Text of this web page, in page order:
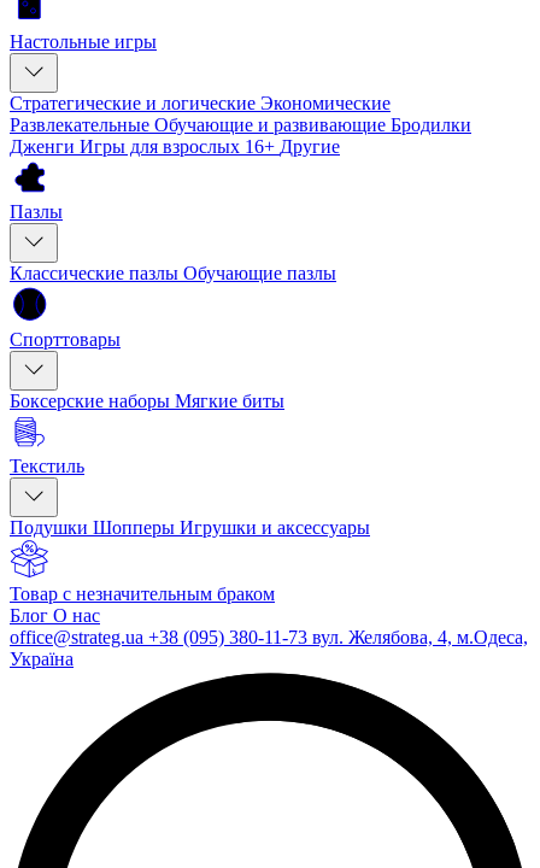
Настольные игры
Стратегические и логические Экономические
Развлекательные Обучающие и развивающие Бродилки
Дженги Игры для взрослых 16+ Другие
Пазлы
Классические пазлы Обучающие пазлы
Спорттовары
Боксерские наборы Мягкие биты
Текстиль
Подушки Шопперы Игрушки и аксессуары
Товар с незначительным браком
Блог О нас
office@strateg.ua +38 (095) 380-11-73 вул. Желябова, 4, м.Одеса,
Україна